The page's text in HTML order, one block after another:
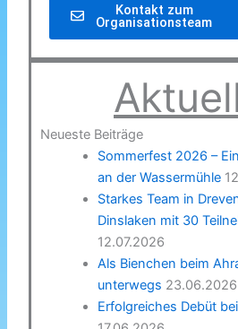
Kontakt zum
Organisationsteam
Neueste Beiträge
Sommerfest 2026 –
an der Wassermühle
Starkes Team in
Dinslaken mit 30
12.07.2026
Als Bienchen beim
unterwegs 23.06.2026
Erfolgreiches Debüt